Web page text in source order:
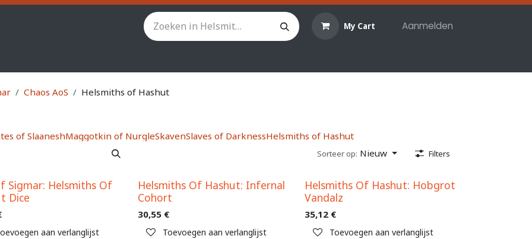
My Cart Aanmelden
Chaos AoS Helsmiths of Hashut
of SlaaneshMaggotkin of NurgleSkavenSlaves of DarknessHelsmiths of Hashut
Sorteer op: Nieuw Filters
Sigmar: Helsmiths Of
Dice
aan verlanglijst
Helsmiths Of Hashut: Infernal
Cohort
30,55€
Toevoegen aan verlanglijst
Helsmiths Of Hashut: Hobgrot
Vandalz
35,12 €
Toevoegen aan verlanglijst